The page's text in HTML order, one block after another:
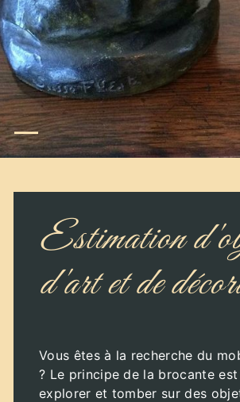
Estimation
d'art et de
Vous êtes à la recherche du
? Le principe de la brocante est
explorer et tomber sur des